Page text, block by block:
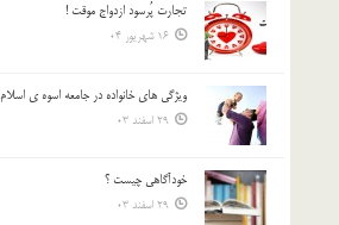
تجارت پُرسود ازدواج موقت !
16 شهریور 04
ويژگي هاي خانواده در جامعه اسوه ي اسلام
29 اسفند 03
خودآگاهى چيست ؟
29 اسفند 03